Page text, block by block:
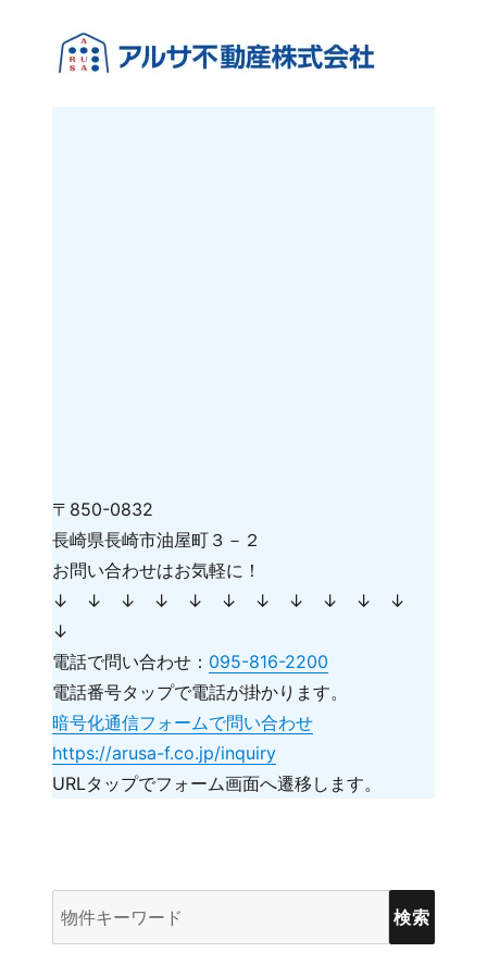
〒850-0832
長崎県長崎市油屋町３－２
お問い合わせはお気軽に！
↓ ↓ ↓ ↓ ↓ ↓ ↓ ↓ ↓ ↓ ↓
↓
電話で問い合わせ： 095-816-2200
電話番号タップで電話が掛かります。
暗号化通信フォームで問い合わせ
https://arusa-f.co.jp/inquiry
URLタップでフォーム画面へ遷移します。